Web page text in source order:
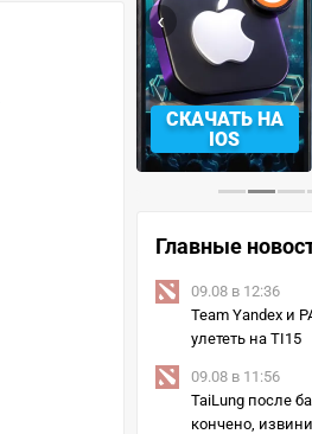
СКАЧАТЬ НА
IOS
‹
Главные
09.08 в 12:36
Team Yandex и
улететь на TI15
09.08 в 11:56
TaiLung после
кончено,